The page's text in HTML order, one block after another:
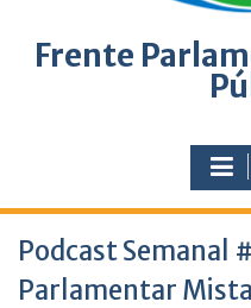
Frente
Podcast Semanal
Parlamentar